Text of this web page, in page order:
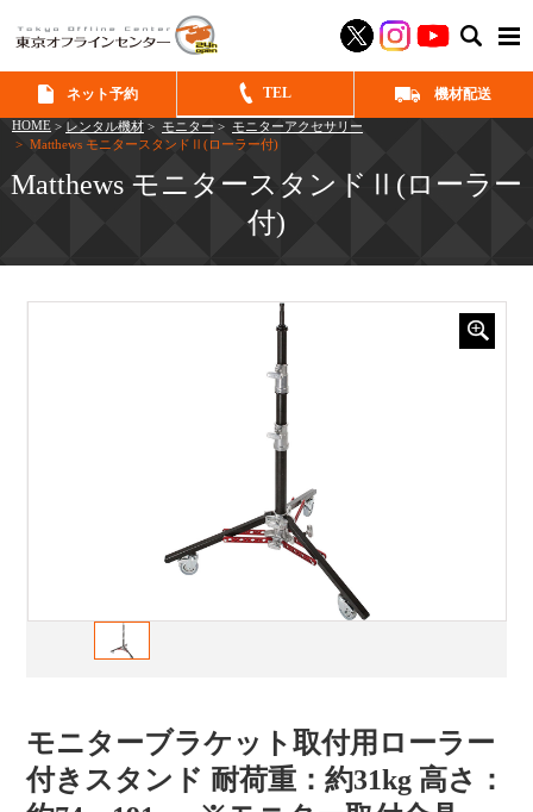
ネット予約 TEL 機材配送
HOME > レンタル機材 > モニター > モニターアクセサリー
> Matthews モニタースタンドⅡ(ローラー付)
Matthews モニタースタンドⅡ(ローラー
付)
モニターブラケット取付用ローラー
付きスタンド 耐荷重：約31kg 高さ：